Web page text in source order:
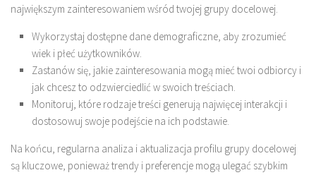
największym zainteresowaniem wśród twojej grupy docelowej.
Wykorzystaj dostępne dane demograficzne, aby zrozumieć
wiek i płeć użytkowników.
Zastanów się, jakie zainteresowania mogą mieć twoi odbiorcy i
jak chcesz to odzwierciedlić w swoich treściach.
Monitoruj, które rodzaje treści generują najwięcej interakcji i
dostosowuj swoje podejście na ich podstawie.
Na końcu, regularna analiza i aktualizacja profilu grupy docelowej
są kluczowe, ponieważ trendy i preferencje mogą ulegać szybkim